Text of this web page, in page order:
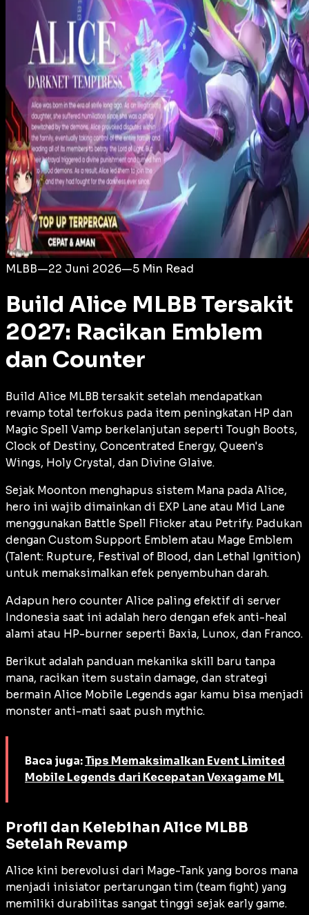
Login
MLBB—22 Juni 2026—5 Min Read
Build Alice MLBB Tersakit
2027: Racikan Emblem
dan Counter
Build Alice MLBB tersakit setelah mendapatkan
revamp total terfokus pada item peningkatan HP dan
Magic Spell Vamp berkelanjutan seperti Tough Boots,
Clock of Destiny, Concentrated Energy, Queen's
Wings, Holy Crystal, dan Divine Glaive.
Sejak Moonton menghapus sistem Mana pada Alice,
hero ini wajib dimainkan di EXP Lane atau Mid Lane
menggunakan Battle Spell Flicker atau Petrify. Padukan
dengan Custom Support Emblem atau Mage Emblem
(Talent: Rupture, Festival of Blood, dan Lethal Ignition)
untuk memaksimalkan efek penyembuhan darah.
Adapun hero counter Alice paling efektif di server
Indonesia saat ini adalah hero dengan efek anti-heal
alami atau HP-burner seperti Baxia, Lunox, dan Franco.
Berikut adalah panduan mekanika skill baru tanpa
mana, racikan item sustain damage, dan strategi
bermain Alice Mobile Legends agar kamu bisa menjadi
monster anti-mati saat push mythic.
Baca juga: Tips Memaksimalkan Event Limited
Mobile Legends dari Kecepatan Vexagame ML
Profil dan Kelebihan Alice MLBB
Setelah Revamp
Alice kini berevolusi dari Mage-Tank yang boros mana
menjadi inisiator pertarungan tim (team fight) yang
memiliki durabilitas sangat tinggi sejak early game.